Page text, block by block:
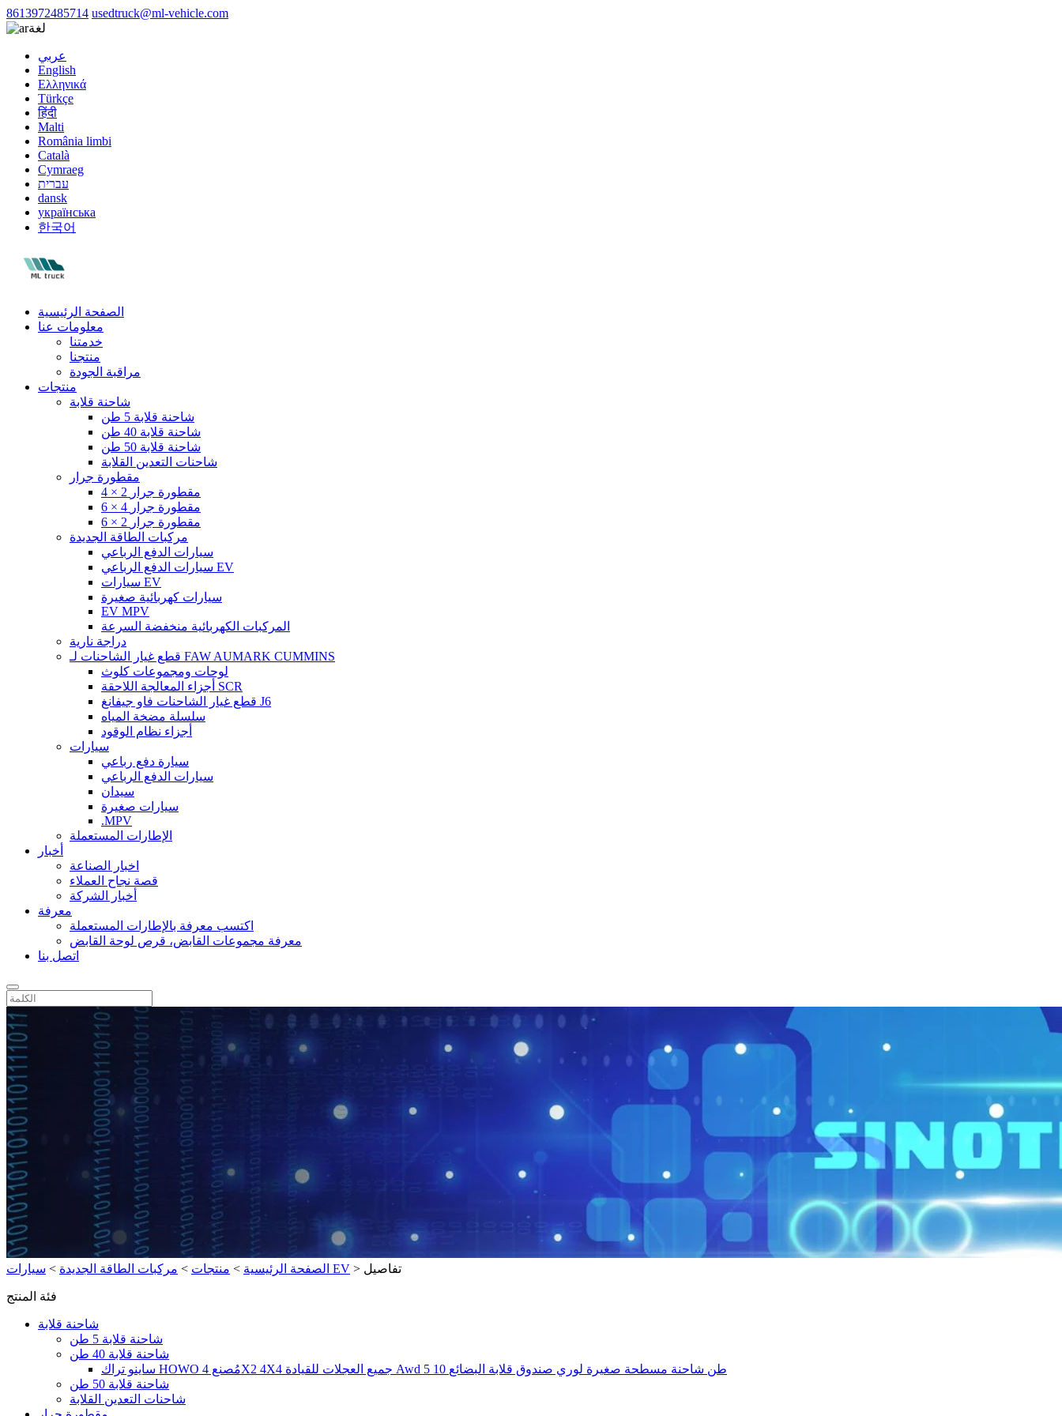
8613972485714 usedtruck@ml-vehicle.com
لغة
عربي
English
Ελληνικά
Türkçe
हिंदी
Malti
România limbi
Català
Cymraeg
עברית
dansk
українська
한국어
الصفحة الرئيسية
معلومات عنا
خدمتنا
منتجنا
مراقبة الجودة
منتجات
شاحنة قلابة
شاحنة قلابة 5 طن
شاحنة قلابة 40 طن
شاحنة قلابة 50 طن
شاحنات التعدين القلابة
مقطورة جرار
4 × 2 مقطورة جرار
6 × 4 مقطورة جرار
6 × 2 مقطورة جرار
مركبات الطاقة الجديدة
سيارات الدفع الرباعي
سيارات الدفع الرباعي EV
سيارات EV
سيارات كهربائية صغيرة
EV MPV
المركبات الكهربائية منخفضة السرعة
دراجة نارية
قطع غيار الشاحنات لـ FAW AUMARK CUMMINS
لوحات ومجموعات كلوث
أجزاء المعالجة اللاحقة SCR
قطع غيار الشاحنات فاو جيفانغ J6
سلسلة مضخة المياه
أجزاء نظام الوقود
سيارات
سيارة دفع رباعي
سيارات الدفع الرباعي
سيدان
سيارات صغيرة
.MPV
الإطارات المستعملة
أخبار
اخبار الصناعة
قصة نجاح العملاء
أخبار الشركة
معرفة
اكتسب معرفة بالإطارات المستعملة
معرفة مجموعات القابض، قرص لوحة القابض
اتصل بنا
الصفحة الرئيسية > منتجات > مركبات الطاقة الجديدة > سيارات EV > تفاصيل
فئة المنتج
شاحنة قلابة
شاحنة قلابة 5 طن
شاحنة قلابة 40 طن
ساينو تراك HOWO مُصنع 4X2 4X4 جميع العجلات للقيادة Awd 5 10 طن شاحنة مسطحة صغيرة لوري صندوق قلابة البضائع
شاحنة قلابة 50 طن
شاحنات التعدين القلابة